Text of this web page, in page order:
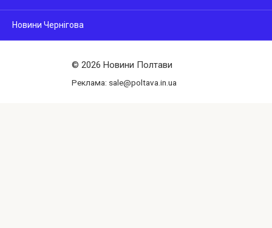
Новини Чернігова
© 2026 Новини Полтави
Реклама: sale@poltava.in.ua